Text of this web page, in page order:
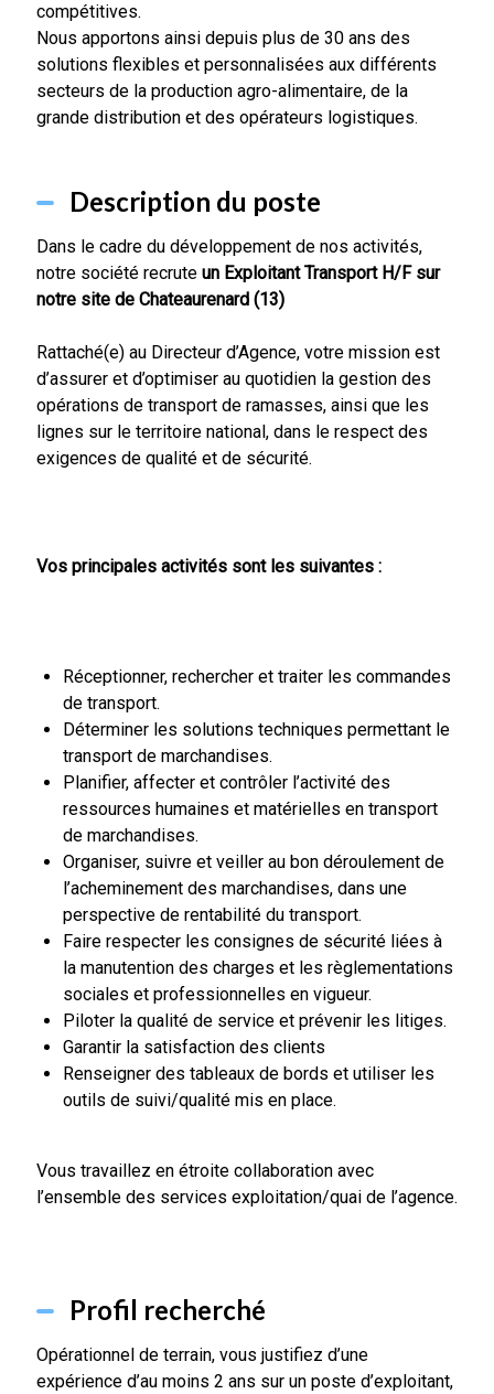
compétitives.
Nous apportons ainsi depuis plus de 30 ans des
solutions flexibles et personnalisées aux différents
secteurs de la production agro-alimentaire, de la
grande distribution et des opérateurs logistiques.
Description du poste
Dans le cadre du développement de nos activités,
notre société recrute un Exploitant Transport H/F sur
notre site de Chateaurenard (13)
Rattaché(e) au Directeur d’Agence, votre mission est
d’assurer et d’optimiser au quotidien la gestion des
opérations de transport de ramasses, ainsi que les
lignes sur le territoire national, dans le respect des
exigences de qualité et de sécurité.
Vos principales activités sont les suivantes :
Réceptionner, rechercher et traiter les commandes
de transport.
Déterminer les solutions techniques permettant le
transport de marchandises.
Planifier, affecter et contrôler l’activité des
ressources humaines et matérielles en transport
de marchandises.
Organiser, suivre et veiller au bon déroulement de
l’acheminement des marchandises, dans une
perspective de rentabilité du transport.
Faire respecter les consignes de sécurité liées à
la manutention des charges et les règlementations
sociales et professionnelles en vigueur.
Piloter la qualité de service et prévenir les litiges.
Garantir la satisfaction des clients
Renseigner des tableaux de bords et utiliser les
outils de suivi/qualité mis en place.
Vous travaillez en étroite collaboration avec
l’ensemble des services exploitation/quai de l’agence.
Profil recherché
Opérationnel de terrain, vous justifiez d’une
expérience d’au moins 2 ans sur un poste d’exploitant,